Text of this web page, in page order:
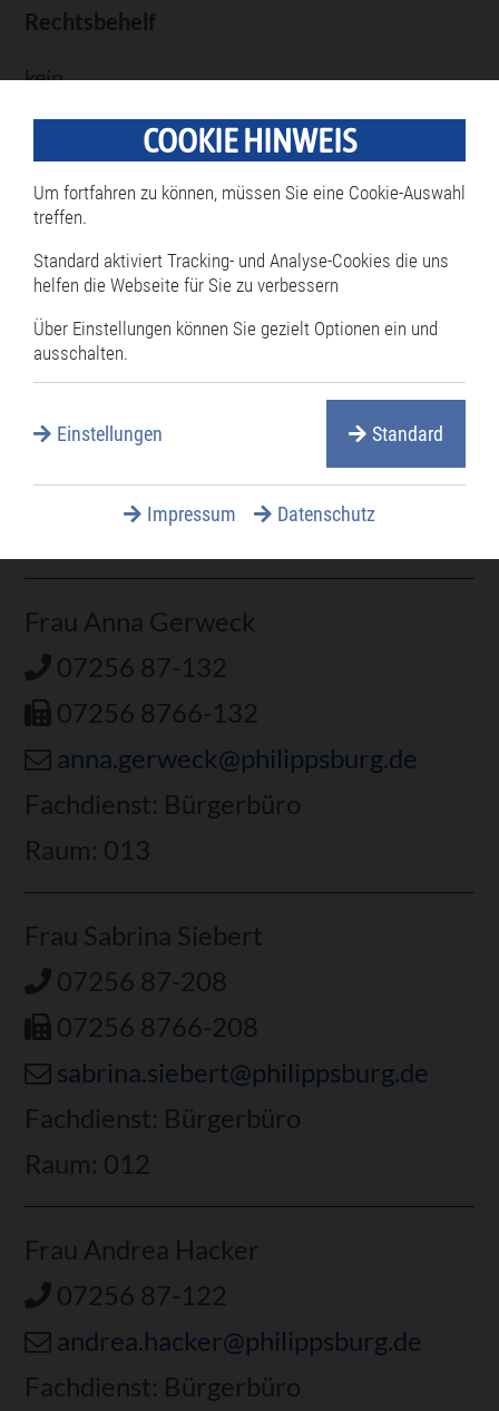
Rechtsbehelf
kein
Zuständige Mitarbeiter
Frau Ulrike Hambsch
07256 8766-138
ulrike.hambsch@philippsburg.de
Fachdienst: Bürgerbüro /
Ortsverwaltung Huttenheim
Frau Anna Gerweck
07256 87-132
07256 8766-132
anna.gerweck@philippsburg.de
Fachdienst: Bürgerbüro
Raum: 013
Frau Sabrina Siebert
07256 87-208
07256 8766-208
sabrina.siebert@philippsburg.de
Fachdienst: Bürgerbüro
Raum: 012
Frau Andrea Hacker
07256 87-122
andrea.hacker@philippsburg.de
Fachdienst: Bürgerbüro
COOKIE HINWEIS
Um fortfahren zu können, müssen Sie eine Cookie-Auswahl
treffen.
Standard aktiviert Tracking- und Analyse-Cookies die uns
helfen die Webseite für Sie zu verbessern
Über Einstellungen können Sie gezielt Optionen ein und
ausschalten.
Einstellungen Standard
Impressum Datenschutz